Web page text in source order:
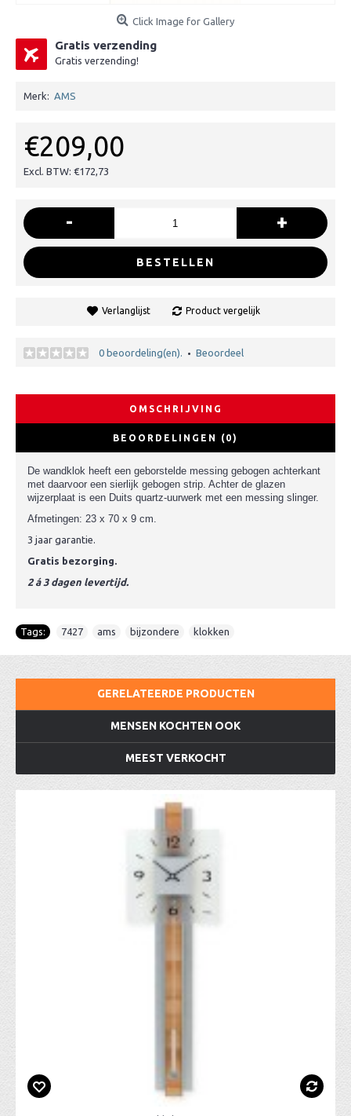
Click Image for Gallery
Gratis verzending
Gratis verzending!
Merk: AMS
€209,00
Excl. BTW: €172,73
- +
BESTELLEN
Verlanglijst Product vergelijk
0 beoordeling(en). • Beoordeel
OMSCHRIJVING
BEOORDELINGEN (0)
De wandklok heeft een geborstelde messing gebogen achterkant
met daarvoor een sierlijk gebogen strip. Achter de glazen
wijzerplaat is een Duits quartz-uurwerk met een messing slinger.
Afmetingen: 23 x 70 x 9 cm.
3 jaar garantie.
Gratis bezorging.
2 á 3 dagen levertijd.
Tags: 7427 ams bijzondere klokken
GERELATEERDE PRODUCTEN
MENSEN KOCHTEN OOK
MEEST VERKOCHT